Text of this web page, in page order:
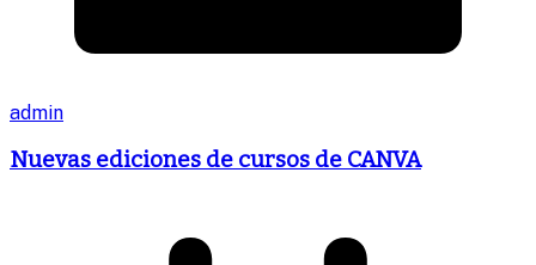
admin
Nuevas ediciones de cursos de CANVA